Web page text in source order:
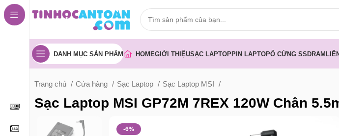
DANH MỤC SẢN PHẨM HOMEGIỚI THIỆUSẠC LAPTOPPIN LAPTOPỔ CỨNG SSDRAM
Trang chủ Cửa hàng Sạc Laptop Sạc Laptop MSI
Sạc Laptop MSI GP72M 7REX 120W Chân
-6%